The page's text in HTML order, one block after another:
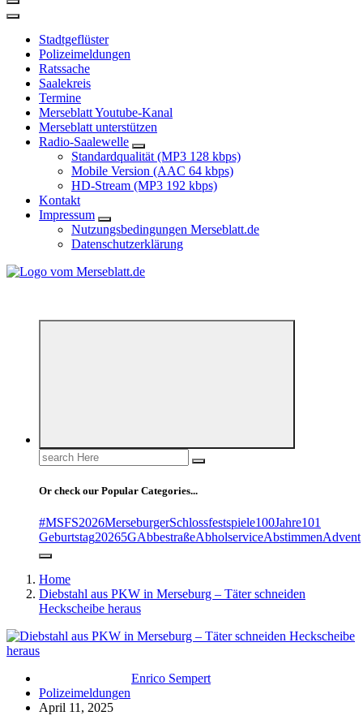
Stadtgeflüster
Polizeimeldungen
Ratssache
Saalekreis
Termine
Merseblatt Youtube-Kanal
Merseblatt unterstützen
Radio-Saalewelle
Standardqualität (MP3 128 kbps)
Mobile Version (AAC 64 kbps)
HD-Stream (MP3 192 kbps)
Kontakt
Impressum
Nutzungsbedingungen Merseblatt.de
Datenschutzerklärung
Search
for:
Or check our Popular Categories...
#MSFS2026MerseburgerSchlossfestspiele100Jahre101
Geburtstag20265GAbbestraßeAbholserviceAbstimmenAdvent
Home
Diebstahl aus PKW in Merseburg – Täter schneiden
Heckscheibe heraus
Enrico Sempert
Polizeimeldungen
April 11, 2025